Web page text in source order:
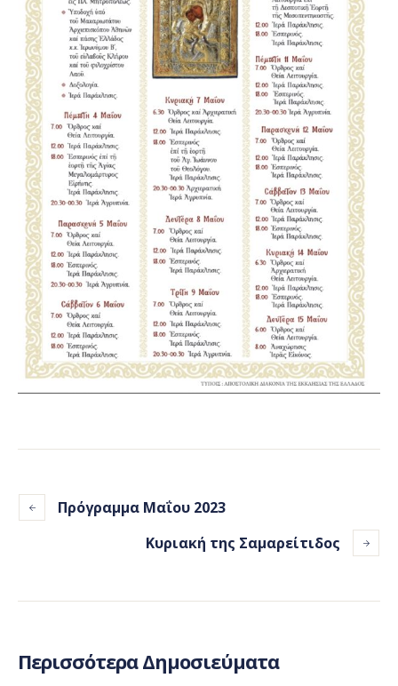
Πρόγραμμα Μαΐου 2023
Κυριακή της Σαμαρείτιδος
Περισσότερα Δημοσιεύματα